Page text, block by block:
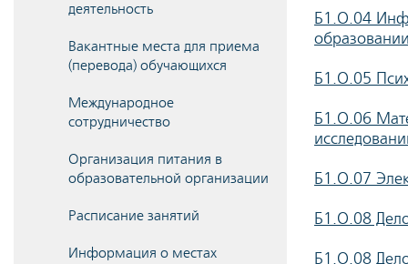
деятельность
Вакантные места для приема
(перевода) обучающихся
Международное
сотрудничество
Организация питания в
образовательной организации
Расписание занятий
Информация о местах
Б1.О.04
Б1.О.05
Б1.О.06
Б1.О.07
Б1.О.08
Б1.О.08